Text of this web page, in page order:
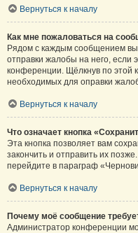
Вернуться к началу
Как мне пожаловаться на
Рядом с каждым сообщением вы
отправки жалобы на него, если
конференции. Щёлкнув по этой
необходимых для оправки
Вернуться к началу
Что означает кнопка
Эта кнопка позволяет вам
закончить и отправить их
перейдите в параграф
Вернуться к началу
Почему моё сообщение
Администратор конференции